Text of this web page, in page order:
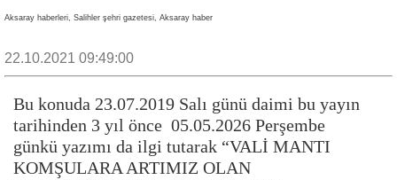
Aksaray haberleri, Salihler şehri gazetesi, Aksaray haber
22.10.2021 09:49:00
Bu konuda 23.07.2019 Salı günü daimi bu yayın
tarihinden 3 yıl önce 05.05.2026 Perşembe
günkü yazımı da ilgi tutarak “VALİ MANTI
KOMŞULARA ARTIMIZ OLAN